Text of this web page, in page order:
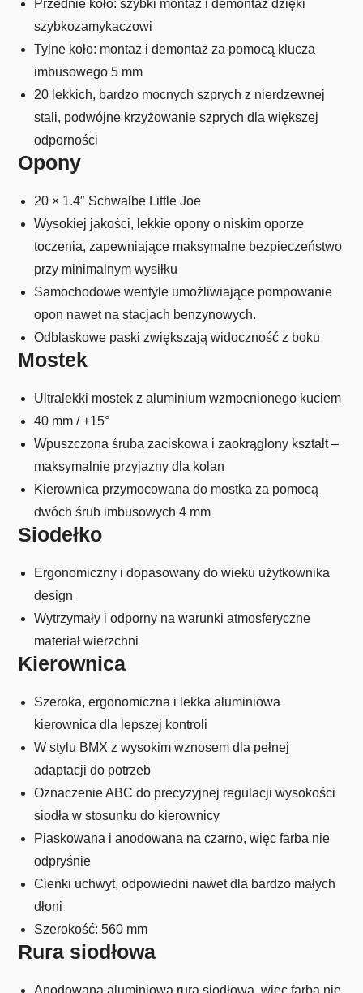
Przednie koło: szybki montaż i demontaż dzięki
szybkozamykaczowi
Tylne koło: montaż i demontaż za pomocą klucza
imbusowego 5 mm
20 lekkich, bardzo mocnych szprych z nierdzewnej
stali, podwójne krzyżowanie szprych dla większej
odporności
Opony
20 × 1.4″ Schwalbe Little Joe
Wysokiej jakości, lekkie opony o niskim oporze
toczenia, zapewniające maksymalne bezpieczeństwo
przy minimalnym wysiłku
Samochodowe wentyle umożliwiające pompowanie
opon nawet na stacjach benzynowych.
Odblaskowe paski zwiększają widoczność z boku
Mostek
Ultralekki mostek z aluminium wzmocnionego kuciem
40 mm / +15°
Wpuszczona śruba zaciskowa i zaokrąglony kształt –
maksymalnie przyjazny dla kolan
Kierownica przymocowana do mostka za pomocą
dwóch śrub imbusowych 4 mm
Siodełko
Ergonomiczny i dopasowany do wieku użytkownika
design
Wytrzymały i odporny na warunki atmosferyczne
materiał wierzchni
Kierownica
Szeroka, ergonomiczna i lekka aluminiowa
kierownica dla lepszej kontroli
W stylu BMX z wysokim wznosem dla pełnej
adaptacji do potrzeb
Oznaczenie ABC do precyzyjnej regulacji wysokości
siodła w stosunku do kierownicy
Piaskowana i anodowana na czarno, więc farba nie
odpryśnie
Cienki uchwyt, odpowiedni nawet dla bardzo małych
dłoni
Szerokość: 560 mm
Rura siodłowa
Anodowana aluminiowa rura siodłowa, więc farba nie